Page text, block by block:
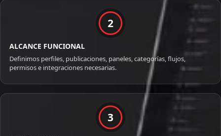
2
ALCANCE FUNCIONAL
Definimos perfiles, publicaciones, paneles, categorías, flujos,
permisos e integraciones necesarias.
3